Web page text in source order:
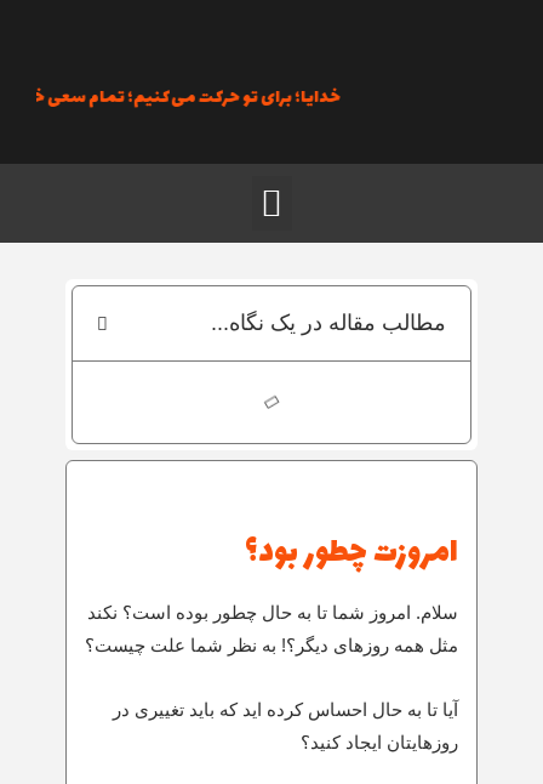
خدایا؛ برای تو حرکت می‌کنیم؛ تمام سعی خود را
منو
مطالب مقاله در یک نگاه...
امروزت چطور بود؟
سلام. امروز شما تا به حال چطور بوده است؟ نکند
مثل همه روزهای دیگر؟! به نظر شما علت چیست؟
آیا تا به حال احساس کرده اید که باید تغییری در
روزهایتان ایجاد کنید؟